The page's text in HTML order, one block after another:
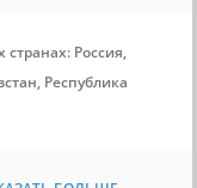
Россия,
Республика